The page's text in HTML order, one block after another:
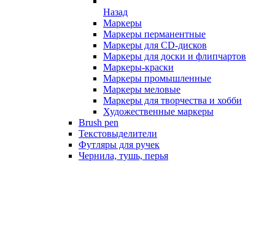
Назад
Маркеры
Маркеры перманентные
Маркеры для CD-дисков
Маркеры для доски и флипчартов
Маркеры-краски
Маркеры промышленные
Маркеры меловые
Маркеры для творчества и хобби
Художественные маркеры
Brush pen
Текстовыделители
Футляры для ручек
Чернила, тушь, перья